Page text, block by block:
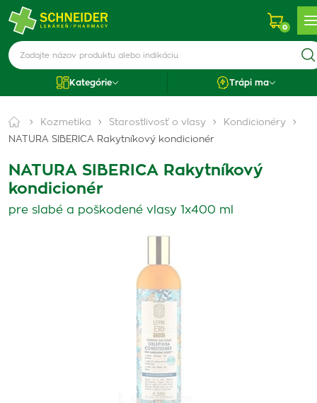
0
Kategórie Trápi ma
Kozmetika Starostlivosť o vlasy
Kondicionéry
NATURA SIBERICA Rakytníkový kondicionér
NATURA SIBERICA Rakytníkový
kondicionér
pre slabé a poškodené vlasy 1x400 ml